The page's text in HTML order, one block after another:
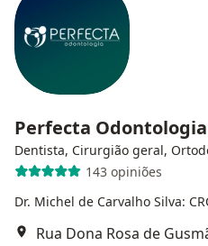
Perfecta Odontologia
Dentista, Cirurgião geral,
143 opiniões
Dr. Michel de Carvalho Silva:
Rua Dona Rosa de